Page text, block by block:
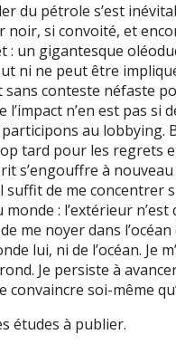
du pétrole s’est
noir, si convoité, et
un gigantesque
ni ne peut être
conteste néfaste
n’en est pas si
au lobbying.
tard pour les regrets
s’engouffre à
suffit de me concentrer
: l’extérieur n’est
me noyer dans l’océan
lui, ni de l’océan. Je
Je persiste à
convaincre soi-même
études à publier.